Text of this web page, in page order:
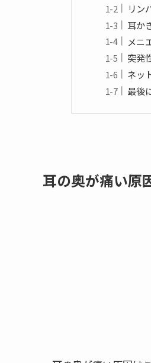
リン
耳か
メニ
突発
ネッ
最後
耳の奥が痛い原